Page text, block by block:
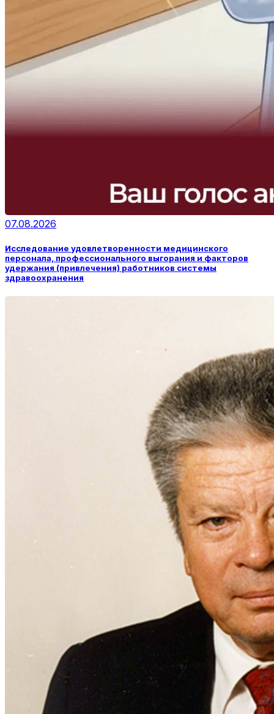
07.08.2026
Исследование удовлетворенности медицинского
персонала, профессионального выгорания и факторов
удержания (привлечения) работников системы
здравоохранения